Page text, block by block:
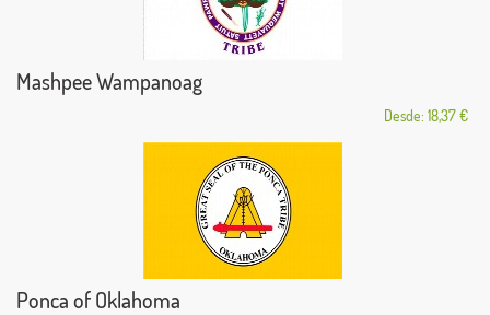
Mashpee Wampanoag
Desde: 18,37 €
Ponca of Oklahoma